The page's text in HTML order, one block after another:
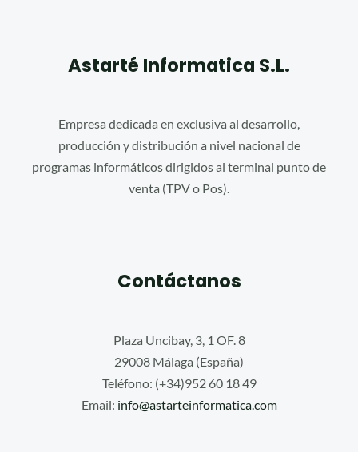
Astarté Informatica S.L.
Empresa dedicada en exclusiva al desarrollo,
producción y distribución a nivel nacional de
programas informáticos dirigidos al terminal punto de
venta (TPV o Pos).
Contáctanos
Plaza Uncibay, 3, 1 OF. 8
29008 Málaga (España)
Teléfono: (+34)952 60 18 49
Email: info@astarteinformatica.com